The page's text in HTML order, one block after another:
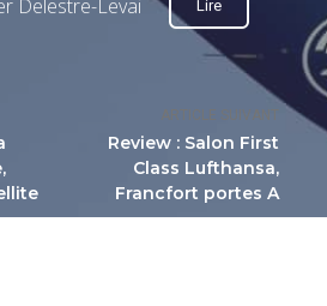
ARTICLE SUIVANT
Review : Salon First
Class Lufthansa,
Francfort portes A
Delestre-Levai Lire